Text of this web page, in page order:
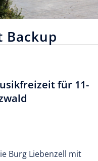
Backup
für 11-
Burg Liebenzell mit